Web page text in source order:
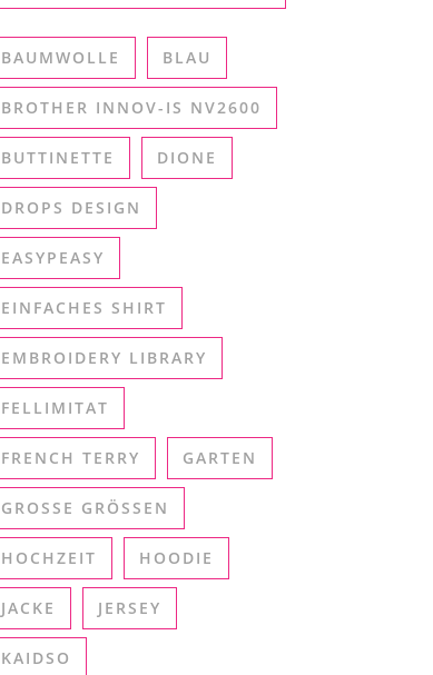
BAUMWOLLE BLAU
BROTHER INNOV-IS NV2600
BUTTINETTE DIONE
DROPS DESIGN
EASYPEASY
EINFACHES SHIRT
EMBROIDERY LIBRARY
FELLIMITAT
FRENCH TERRY GARTEN
GROSSE GRÖSSEN
HOCHZEIT HOODIE
JACKE JERSEY
KAIDSO